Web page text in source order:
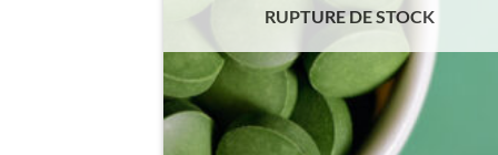
RUPTURE DE STOCK